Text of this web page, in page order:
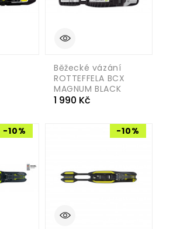
Běžecké vázání
ROTTEFFELA BCX
MAGNUM BLACK
1 990 Kč
-10% -10%